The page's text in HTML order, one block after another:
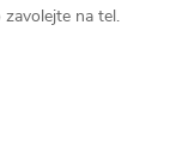
zavolejte na tel.